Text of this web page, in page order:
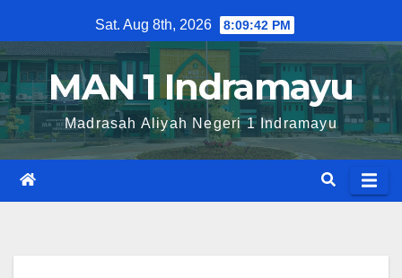
to
content
Sat. Aug 8th, 2026 8:09:43 PM
MAN 1 Indramayu
Madrasah Aliyah Negeri 1 Indramayu